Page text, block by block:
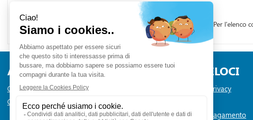
PRINCIPI ATTIVI
Una compressa contiene il principio attivo: paracetamolo 500 mg. Per l'elenco
AREA UTENTE
Contatti
Condizioni di Vendita
LINK VELOCI
Informativa Privacy
Modalità di Pagamento